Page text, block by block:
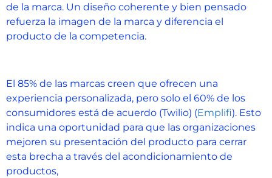
de la marca. Un diseño coherente y bien pensado
refuerza la imagen de la marca y diferencia el
producto de la competencia.
El 85% de las marcas creen que ofrecen una
experiencia personalizada, pero solo el 60% de los
consumidores está de acuerdo (Twilio)​ (Emplifi)​. Esto
indica una oportunidad para que las organizaciones
mejoren su presentación del producto para cerrar
esta brecha a través del acondicionamiento de
productos,